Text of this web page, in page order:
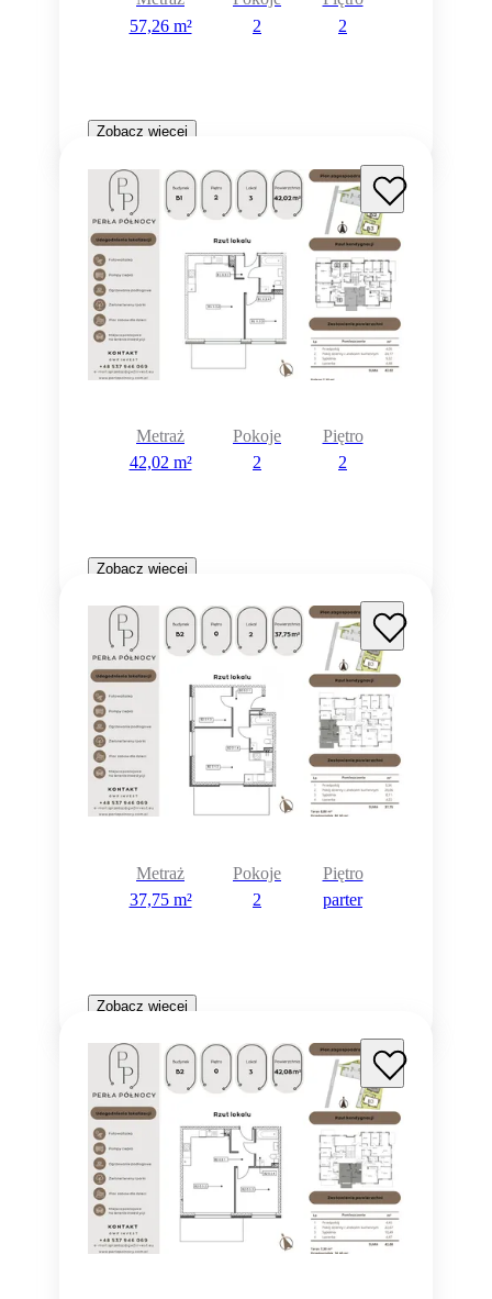
57,26 m²
2
2
Zobacz więcej
Metraż
42,02 m²
Pokoje
2
Piętro
2
Zobacz więcej
Metraż
37,75 m²
Pokoje
2
Piętro
parter
Zobacz więcej